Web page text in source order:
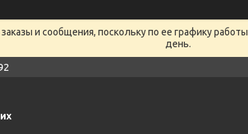
и сообщения, поскольку по ее графику
день.